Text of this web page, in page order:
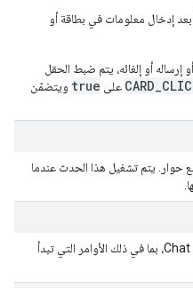
بعد إدخال معلومات في بطاقة أو
أو إلغائه، يتم ضبط الحقل
على true ويتضمّن
حوار. يتم تشغيل هذا الحدث عندما
في تطبيق Chat، بما في ذلك الأوامر التي تبدأ